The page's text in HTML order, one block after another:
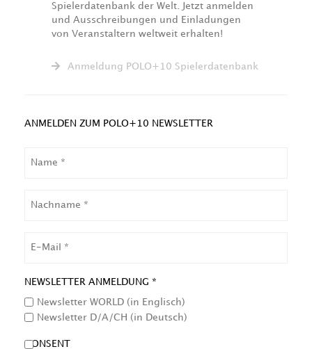
Spielerdatenbank der Welt. Jetzt anmelden
und Ausschreibungen und Einladungen
von Veranstaltern weltweit erhalten!
Anmeldung POLO+10 Spielerdatenbank
ANMELDEN ZUM POLO+10 NEWSLETTER
NEWSLETTER ANMELDUNG *
Newsletter WORLD (in Englisch)
Newsletter D/A/CH (in Deutsch)
CONSENT